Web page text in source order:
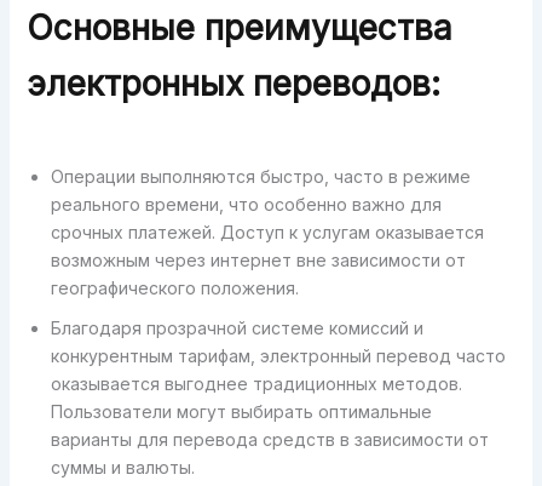
Основные преимущества
электронных переводов:
Операции выполняются быстро, часто в режиме
реального времени, что особенно важно для
срочных платежей. Доступ к услугам оказывается
возможным через интернет вне зависимости от
географического положения.
Благодаря прозрачной системе комиссий и
конкурентным тарифам, электронный перевод часто
оказывается выгоднее традиционных методов.
Пользователи могут выбирать оптимальные
варианты для перевода средств в зависимости от
суммы и валюты.